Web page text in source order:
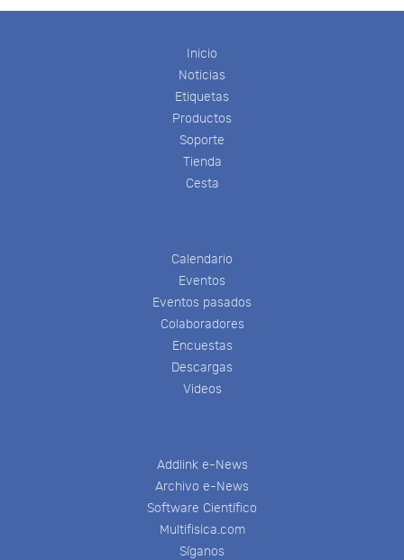
Inicio
Noticias
Etiquetas
Productos
Soporte
Tienda
Cesta
Calendario
Eventos
Eventos pasados
Colaboradores
Encuestas
Descargas
Videos
Addlink e-News
Archivo e-News
Software Científico
Multifisica.com
Síganos